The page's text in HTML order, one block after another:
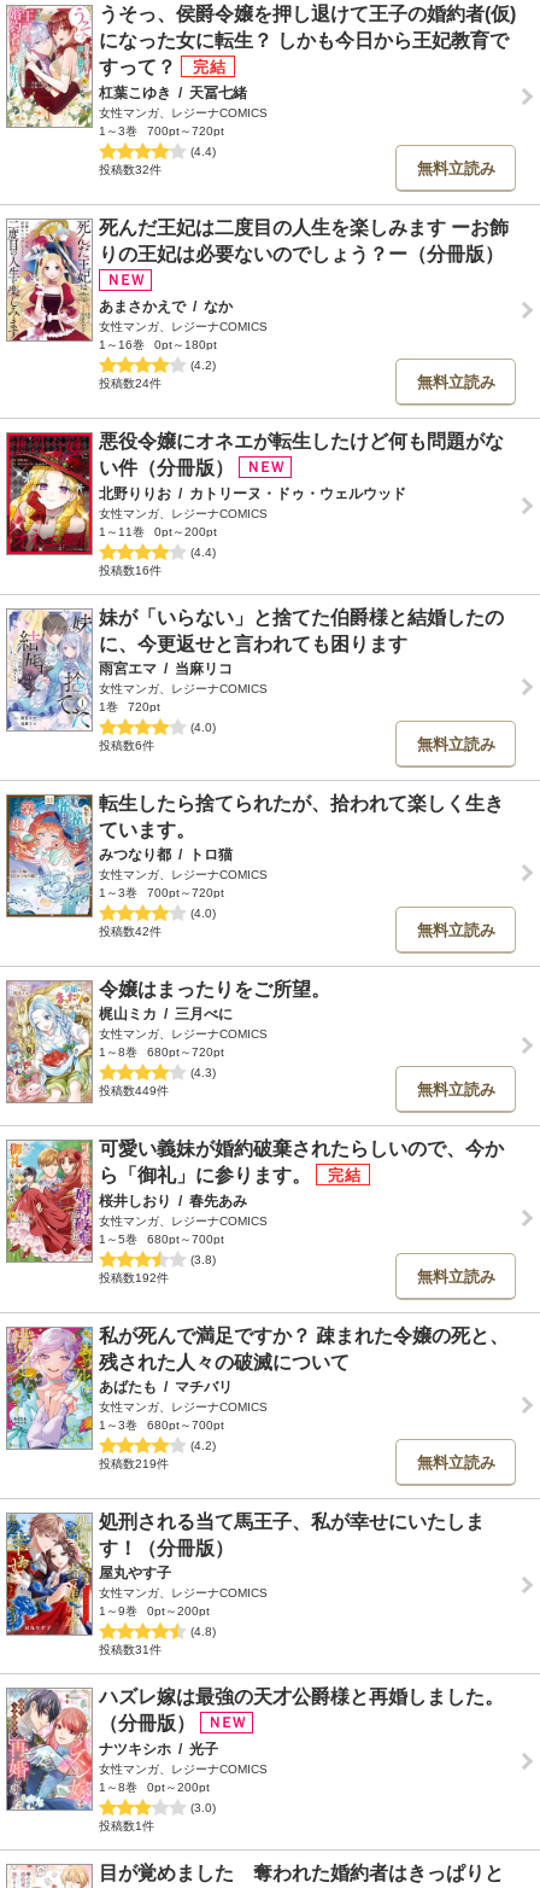
うそっ、侯爵令嬢を押し退けて王子の婚約者(仮)
になった女に転生？ しかも今日から王妃教育で
すって？
杠葉こゆき / 天冨七緒
女性マンガ、レジーナCOMICS
1～3巻
700pt～720pt
(4.4)
投稿数32件
無料立読み
死んだ王妃は二度目の人生を楽しみます ーお飾
りの王妃は必要ないのでしょう？ー（分冊版）
あまさかえで / なか
女性マンガ、レジーナCOMICS
1～16巻
0pt～180pt
(4.2)
投稿数24件
無料立読み
悪役令嬢にオネエが転生したけど何も問題がな
い件（分冊版）
北野りりお / カトリーヌ・ドゥ・ウェルウッド
女性マンガ、レジーナCOMICS
1～11巻
0pt～200pt
(4.4)
投稿数16件
妹が「いらない」と捨てた伯爵様と結婚したの
に、今更返せと言われても困ります
雨宮エマ / 当麻リコ
女性マンガ、レジーナCOMICS
1巻
720pt
(4.0)
投稿数6件
無料立読み
転生したら捨てられたが、拾われて楽しく生き
ています。
みつなり都 / トロ猫
女性マンガ、レジーナCOMICS
1～3巻
700pt～720pt
(4.0)
投稿数42件
無料立読み
令嬢はまったりをご所望。
梶山ミカ / 三月べに
女性マンガ、レジーナCOMICS
1～8巻
680pt～720pt
(4.3)
投稿数449件
無料立読み
可愛い義妹が婚約破棄されたらしいので、今か
ら「御礼」に参ります。
桜井しおり / 春先あみ
女性マンガ、レジーナCOMICS
1～5巻
680pt～700pt
(3.8)
投稿数192件
無料立読み
私が死んで満足ですか？ 疎まれた令嬢の死と、
残された人々の破滅について
あばたも / マチバリ
女性マンガ、レジーナCOMICS
1～3巻
680pt～700pt
(4.2)
投稿数219件
無料立読み
処刑される当て馬王子、私が幸せにいたしま
す！（分冊版）
屋丸やす子
女性マンガ、レジーナCOMICS
1～9巻
0pt～200pt
(4.8)
投稿数31件
ハズレ嫁は最強の天才公爵様と再婚しました。
（分冊版）
ナツキシホ / 光子
女性マンガ、レジーナCOMICS
1～8巻
0pt～200pt
(3.0)
投稿数1件
目が覚めました 奪われた婚約者はきっぱりと